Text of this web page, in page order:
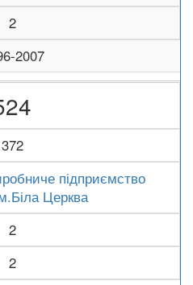
2
2007
372
підприємство
Церква
2
2